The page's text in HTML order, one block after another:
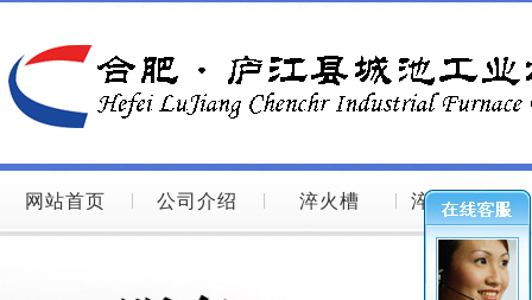
网站首页 公司介绍 淬火槽 淬火槽图片